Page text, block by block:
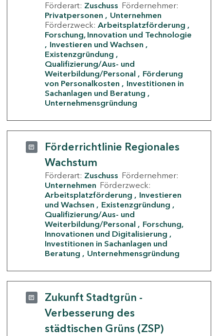
Förderart: Zuschuss Fördernehmer:
Privatpersonen
Unternehmen
Förderzweck: Arbeitsplatzförderung
Forschung, Innovation und Technologie
Investieren und Wachsen
Existenzgründung
Qualifizierung/Aus- und
Weiterbildung/Personal
Förderung
von Personalkosten
Investitionen in
Sachanlagen und Beratung
Unternehmensgründung
Förderrichtlinie Regionales
Wachstum
Förderart: Zuschuss Fördernehmer:
Unternehmen Förderzweck:
Arbeitsplatzförderung
Investieren
und Wachsen
Existenzgründung
Qualifizierung/Aus- und
Weiterbildung/Personal
Forschung,
Innovationen und Digitalisierung
Investitionen in Sachanlagen und
Beratung
Unternehmensgründung
Zukunft Stadtgrün -
Verbesserung des
städtischen Grüns (ZSP)